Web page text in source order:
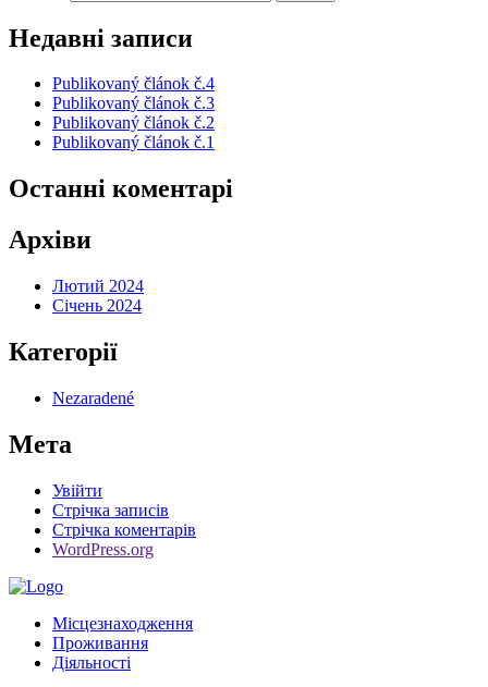
Недавні записи
Publikovaný článok č.4
Publikovaný článok č.3
Publikovaný článok č.2
Publikovaný článok č.1
Останні коментарі
Архіви
Лютий 2024
Січень 2024
Категорії
Nezaradené
Мета
Увійти
Стрічка записів
Стрічка коментарів
WordPress.org
Місцезнаходження
Проживання
Діяльності